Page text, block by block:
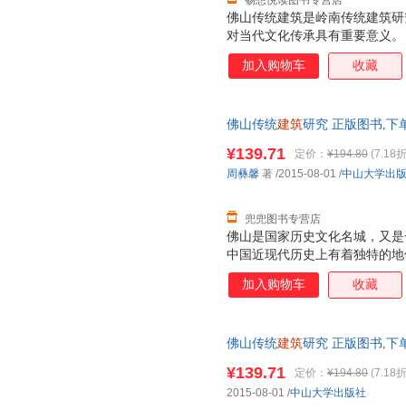
佛山传统建筑是岭南传统建筑
对当代文化传承具有重要意义
史文化背景、佛山传统建筑历
佛山传统建筑形制特色、佛山
加入购物车 收藏
佛山传统建筑研究 正版图书,下
佛山是国家历史文化名城，又
中国近现代历史上有着独特的
物、掌故、风物和文化DNA。“
化密码”的具有丰厚文化底蕴的
¥139.71 定价： ¥194.80 (7.18
兜兜图书专营店
周彝馨 著 /2015-08-01 /中山大学出
加入购物车 收藏
佛山传统建筑研究 正版图书,下
¥139.71 定价： ¥194.80 (7.18
2015-08-01 /中山大学出版社